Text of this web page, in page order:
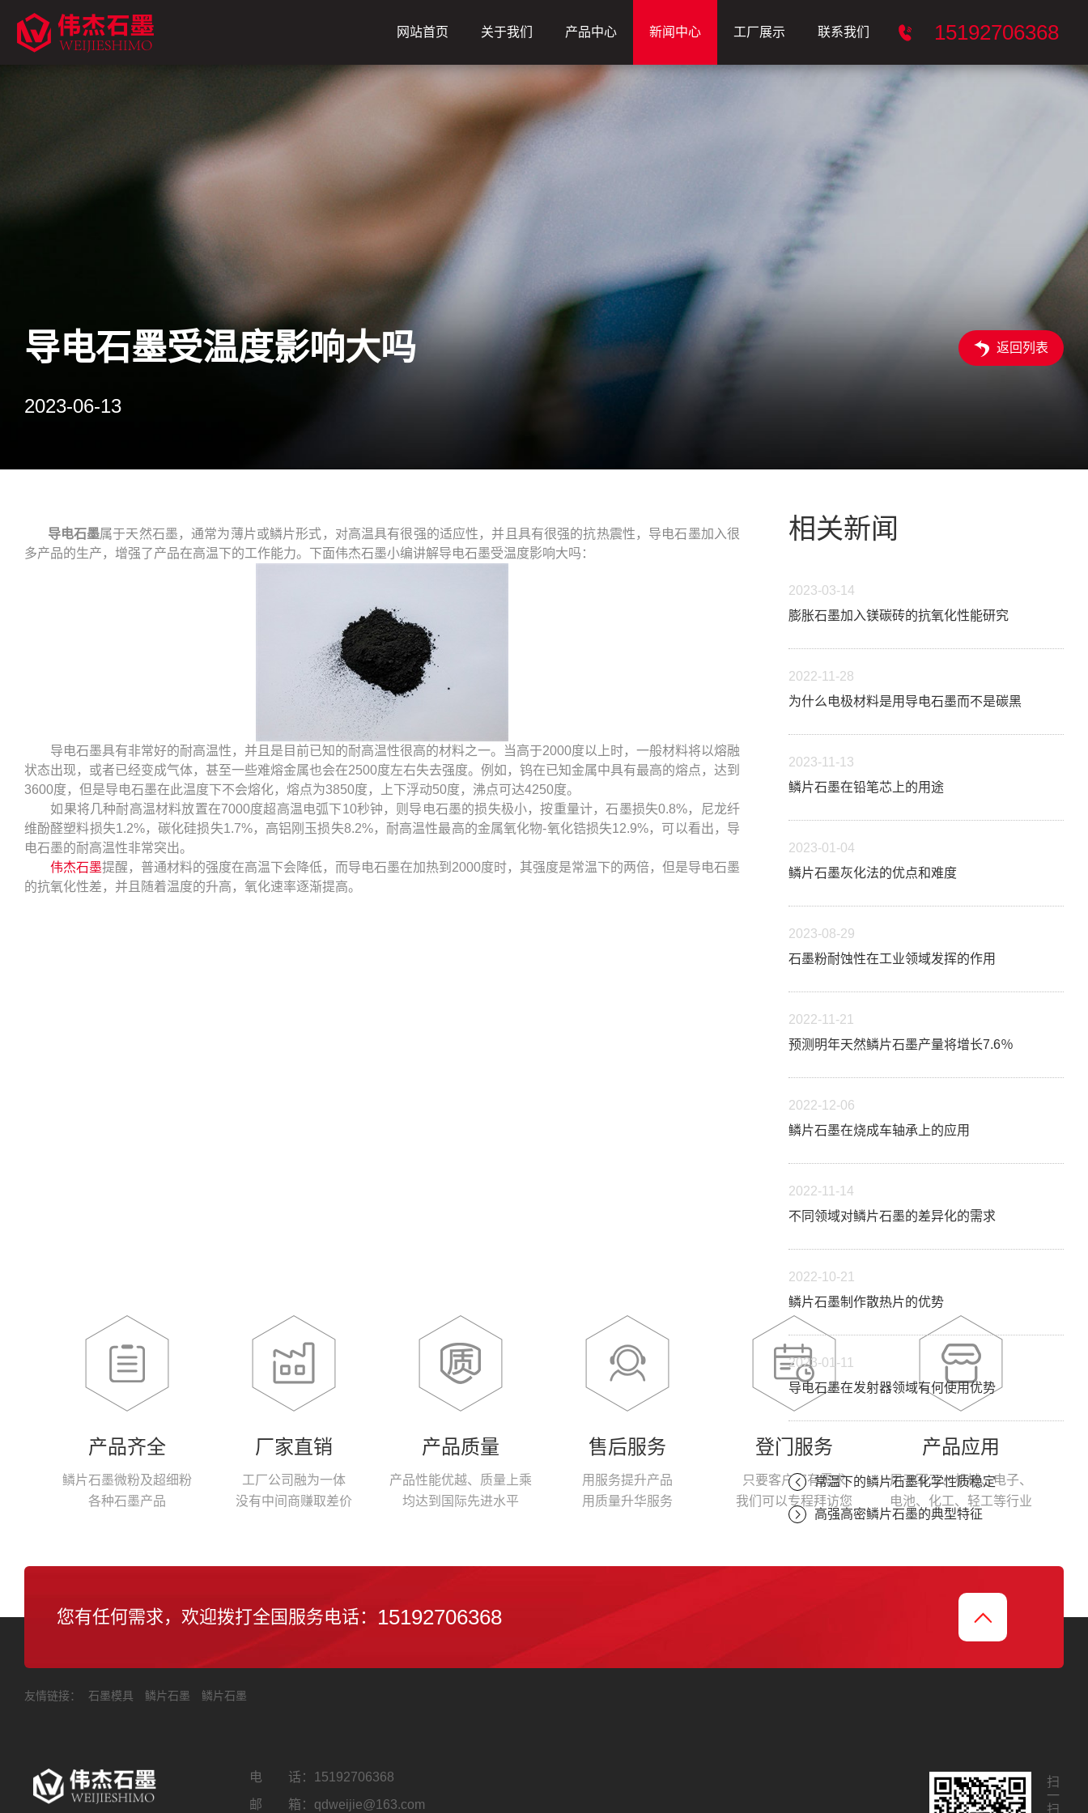
网站首页 关于我们 产品中心 新闻中心 工厂展示 联系我们 15192706368
导电石墨受温度影响大吗
2023-06-13
返回列表
导电石墨属于天然石墨，通常为薄片或鳞片形式，对高温具有很强的适应性，并且具有很强的抗热震性，导电石墨加入很
多产品的生产，增强了产品在高温下的工作能力。下面伟杰石墨小编讲解导电石墨受温度影响大吗：
导电石墨具有非常好的耐高温性，并且是目前已知的耐高温性很高的材料之一。当高于2000度以上时，一般材料将以熔融
状态出现，或者已经变成气体，甚至一些难熔金属也会在2500度左右失去强度。例如，钨在已知金属中具有最高的熔点，达到
3600度，但是导电石墨在此温度下不会熔化，熔点为3850度，上下浮动50度，沸点可达4250度。
如果将几种耐高温材料放置在7000度超高温电弧下10秒钟，则导电石墨的损失极小，按重量计，石墨损失0.8%，尼龙纤
维酚醛塑料损失1.2%，碳化硅损失1.7%，高铝刚玉损失8.2%，耐高温性最高的金属氧化物-氧化锆损失12.9%，可以看出，导
电石墨的耐高温性非常突出。
伟杰石墨提醒，普通材料的强度在高温下会降低，而导电石墨在加热到2000度时，其强度是常温下的两倍，但是导电石墨
的抗氧化性差，并且随着温度的升高，氧化速率逐渐提高。
相关新闻
2023-03-14
膨胀石墨加入镁碳砖的抗氧化性能研究
2022-11-28
为什么电极材料是用导电石墨而不是碳黑
2023-11-13
鳞片石墨在铅笔芯上的用途
2023-01-04
鳞片石墨灰化法的优点和难度
2023-08-29
石墨粉耐蚀性在工业领域发挥的作用
2022-11-21
预测明年天然鳞片石墨产量将增长7.6％
2022-12-06
鳞片石墨在烧成车轴承上的应用
2022-11-14
不同领域对鳞片石墨的差异化的需求
2022-10-21
鳞片石墨制作散热片的优势
2023-01-11
导电石墨在发射器领域有何使用优势
常温下的鳞片石墨化学性质稳定
高强高密鳞片石墨的典型特征
产品齐全
鳞片石墨微粉及超细粉
各种石墨产品
厂家直销
工厂公司融为一体
没有中间商赚取差价
产品质量
产品性能优越、质量上乘
均达到国际先进水平
售后服务
用服务提升产品
用质量升华服务
登门服务
只要客户您有需求
我们可以专程拜访您
产品应用
用于军工、机械、电子、
电池、化工、轻工等行业
您有任何需求，欢迎拨打全国服务电话： 15192706368
友情链接： 石墨模具 鳞片石墨 鳞片石墨
电 话： 15192706368
邮 箱：qdweijie@163.com
扫
一
扫